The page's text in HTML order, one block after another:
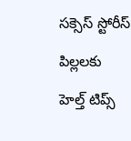
సక్సెస్ స్టోరీస్
పిల్లలకు
హెల్త్ టిప్స్